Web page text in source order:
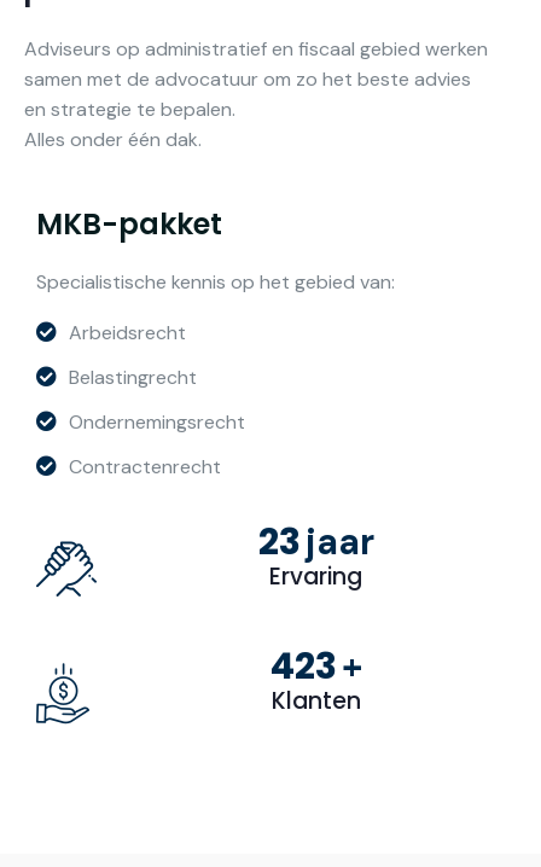
Adviseurs op administratief en fiscaal gebied werken
samen met de advocatuur om zo het beste advies
en strategie te bepalen.
Alles onder één dak.
MKB-pakket
Specialistische kennis op het gebied van:
Arbeidsrecht
Belastingrecht
Ondernemingsrecht
Contractenrecht
28jaar
Ervaring
529+
Klanten